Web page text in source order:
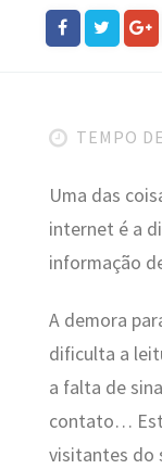
TEMPO
Uma das
internet é a
informação
A demora
dificulta a
a falta de
contato…
visitantes do